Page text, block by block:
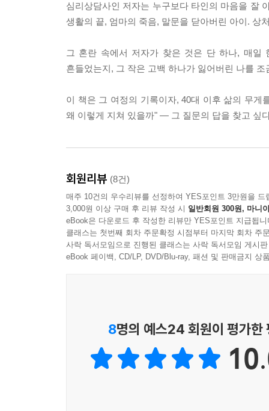
는지’, ‘그때 나를 지배한 감정은 무엇이었는지’를
만드는 밑거름이 된다. 그 안에서 새로운 꽃이 피
강하게, 더 아름답게 향기를 뿜는다. 지금 당신이
이 그 꽃을 피우는 작은 시작이 되길 바란다.
심리상담사인 저자는 누구보다 타인의 마음을 잘
생활의 끝, 엄마의 죽음, 말문을 닫아버린 아이. 상
그 혼란 속에서 저자가 찾은 것은 단 하나, 매일
흔들었는지, 그 작은 고백 하나가 잃어버린 나를
이 책은 그 여정의 기록이자, 40대 이후 삶의 무
왜 이렇게 지쳐 있을까" ― 그 질문의 답을 찾고 싶
회원리뷰 (8건)
매주 10건의 우수리뷰를 선정하여 YES포인트 3만원을 드
3,000원 이상 구매 후 리뷰 작성 시 일반회원 300원, 마니
eBook은 다운로드 후 작성한 리뷰만 YES포인트 지급됩니
클래스는 첫번째 회차 주문확정 시점부터 마지막 회차 주
사락 독서모임으로 진행된 클래스는 사락 독서모임 게시
eBook 페이백, CD/LP, DVD/Blu-ray, 패션 및 판매금지 상
8명의 예스24 회원이 평가한